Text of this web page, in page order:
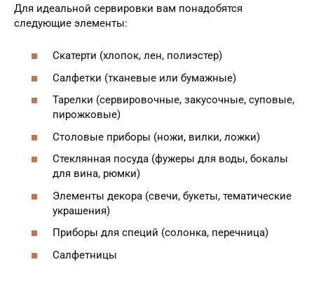
Для идеальной сервировки вам понадобятся
следующие элементы:
Скатерти (хлопок, лен, полиэстер)
Салфетки (тканевые или бумажные)
Тарелки (сервировочные, закусочные, суповые,
пирожковые)
Столовые приборы (ножи, вилки, ложки)
Стеклянная посуда (фужеры для воды, бокалы
для вина, рюмки)
Элементы декора (свечи, букеты, тематические
украшения)
Приборы для специй (солонка, перечница)
Салфетницы